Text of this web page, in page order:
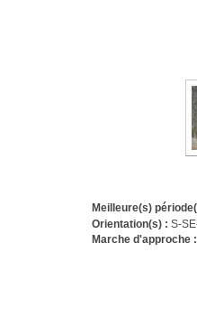
Meilleure(s)
Orientation(s) : S-
Marche d'approche :